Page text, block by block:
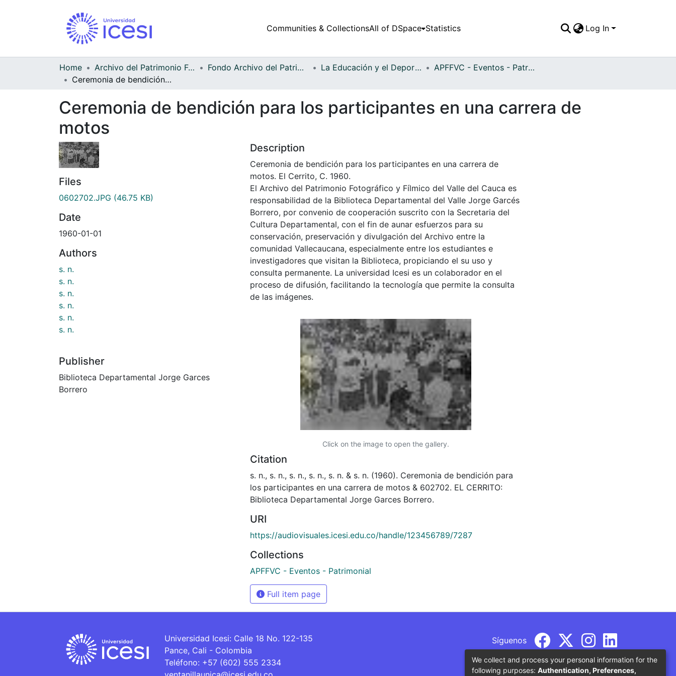
Communities & CollectionsAll of DSpace Statistics Log In
Home Archivo del Patrimonio Fotográfico y Fílmico del Valle del Cauca Fondo Archivo del Patrimonio Fotográfico y Fílmico del Valle del Cauca La Educación y el Deporte
APFFVC - Eventos - Patrimonial
Ceremonia de bendición para los participantes en una carrera de motos
Ceremonia de bendición para los participantes en una carrera de
motos
Files
0602702.JPG (46.75 KB)
Date
1960-01-01
Authors
s. n.
s. n.
s. n.
s. n.
s. n.
s. n.
Publisher
Biblioteca Departamental Jorge Garces
Borrero
Description
Ceremonia de bendición para los participantes en una carrera de
motos. El Cerrito, C. 1960.
El Archivo del Patrimonio Fotográfico y Fílmico del Valle del Cauca es
responsabilidad de la Biblioteca Departamental del Valle Jorge Garcés
Borrero, por convenio de cooperación suscrito con la Secretaria del
Cultura Departamental, con el fin de aunar esfuerzos para su
conservación, preservación y divulgación del Archivo entre la
comunidad Vallecaucana, especialmente entre los estudiantes e
investigadores que visitan la Biblioteca, propiciando el su uso y
consulta permanente. La universidad Icesi es un colaborador en el
proceso de difusión, facilitando la tecnología que permite la consulta
de las imágenes.
Click on the image to open the gallery.
Citation
s. n., s. n., s. n., s. n., s. n. & s. n. (1960). Ceremonia de bendición para
los participantes en una carrera de motos & 602702. EL CERRITO:
Biblioteca Departamental Jorge Garces Borrero.
URI
https://audiovisuales.icesi.edu.co/handle/123456789/7287
Collections
APFFVC - Eventos - Patrimonial
Full item page
Universidad Icesi: Calle 18 No. 122-135
Pance, Cali - Colombia
Teléfono: +57 (602) 555 2334
Síguenos
We collect and process your personal information for the
following purposes: Authentication, Preferences,